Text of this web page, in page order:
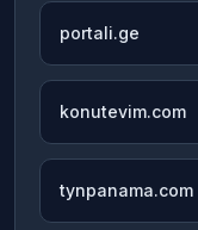
portali.ge
konutevim.com
tynpanama.com